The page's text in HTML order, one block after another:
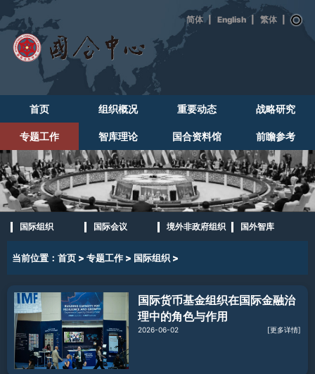
| English
首页 组织概况 重要动态 战略研究
专题工作 智库理论 国合资料馆 前瞻参考
国际组织 国际会议 境外非政府组织 国外智库
当前位置： 首页> 专题工作> 国际组织>
国际货币基金组织在国际金融治
理中的角色与作用
2026-06-02 [更多详情]